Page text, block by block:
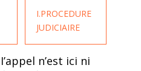
I.PROCEDURE
JUDICIAIRE
n’est ici ni